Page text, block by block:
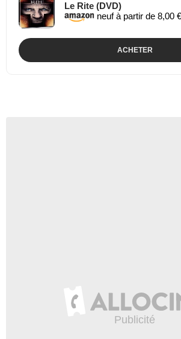
Le Rite (DVD)
neuf à partir de 8,00 €
ACHETER